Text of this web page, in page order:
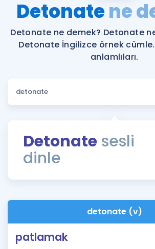
ÜYE DEĞİLİM
Faydalı Araçlar
Sözlük
Rehberlik Aracı
ÖSYM Sınav Takvimi
İngilizce Gramer
Hakkımızda
Detonatene
Detonate ne demek? Detonate
Detonate İngilizce örnek
anlamlıları.
Detonate sesli
dinle
detonate (v)
patlamak